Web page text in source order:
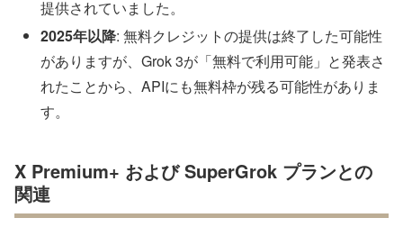
提供されていました。
2025年以降: 無料クレジットの提供は終了した可能性
がありますが、Grok 3が「無料で利用可能」と発表さ
れたことから、APIにも無料枠が残る可能性がありま
す。
X Premium+ および SuperGrok プランとの
関連